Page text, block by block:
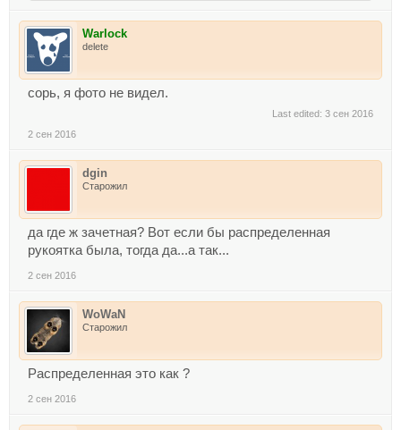
Warlock
delete
сорь, я фото не видел.
Last edited: 3 сен 2016
2 сен 2016
dgin
Старожил
да где ж зачетная? Вот если бы распределенная
рукоятка была, тогда да...а так...
2 сен 2016
WoWaN
Старожил
Распределенная это как ?
2 сен 2016